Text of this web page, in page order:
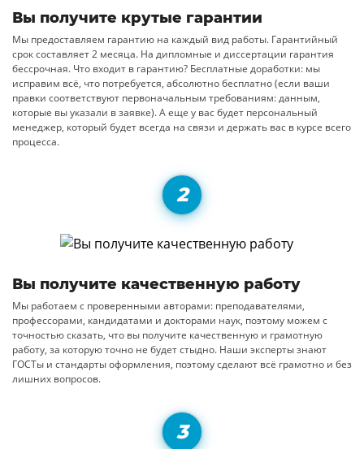
Вы получите крутые гарантии
Мы предоставляем гарантию на каждый вид работы. Гарантийный
срок составляет 2 месяца. На дипломные и диссертации гарантия
бессрочная. Что входит в гарантию? Бесплатные доработки: мы
исправим всё, что потребуется, абсолютно бесплатно (если ваши
правки соответствуют первоначальным требованиям: данным,
которые вы указали в заявке). А еще у вас будет персональный
менеджер, который будет всегда на связи и держать вас в курсе всего
процесса.
Вы получите качественную работу
Мы работаем с проверенными авторами: преподавателями,
профессорами, кандидатами и докторами наук, поэтому можем с
точностью сказать, что вы получите качественную и грамотную
работу, за которую точно не будет стыдно. Наши эксперты знают
ГОСТы и стандарты оформления, поэтому сделают всё грамотно и без
лишних вопросов.